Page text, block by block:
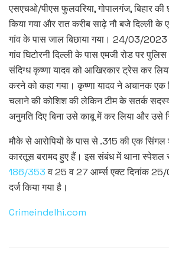
एसएचओ/पीएस फुलवरिया, गोपालगंज, बिहार की
किया गया और रात करीब साढ़े नौ बजे दिल्ली के
गांव के पास जाल बिछाया गया। 24/03/
गांव घिटोरनी दिल्ली के पास एमजी रोड पर
संदिग्ध कृष्णा यादव को आखिरकार ट्रेस कर
करने को कहा गया। कृष्णा यादव ने अचानक एक
चलाने की कोशिश की लेकिन टीम के सतर्क
अनुमति दिए बिना उसे काबू में कर लिया और उसे
मौके से आरोपियों के पास से .315 की एक सिंगल
कारतूस बरामद हुए हैं। इस संबंध में थाना स्पेशल
186/353व 25 व 27 आर्म्स एक्ट दिनांक
दर्ज किया गया है।
Crimeindelhi.com